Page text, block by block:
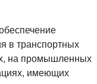
в транспортных
на промышленных
имеющих